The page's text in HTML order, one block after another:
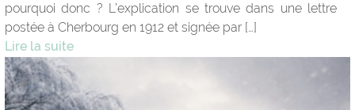
pourquoi donc ? L’explication se trouve dans une lettre
postée à Cherbourg en 1912 et signée par […]
Lire la suite